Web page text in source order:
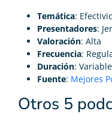
Temática:
Presentadores:
Valoración: Alta
Frecuencia:
Duración: Variable
Fuente: Mejores
Otros 5